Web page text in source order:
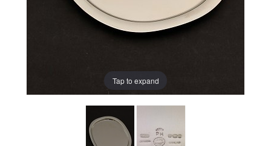
Tap to expand